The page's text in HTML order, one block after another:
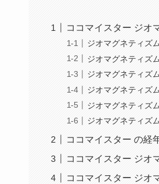
ココマイスター ジオ
ジオマグネティズ
ジオマグネティズ
ジオマグネティズ
ジオマグネティズ
ジオマグネティズ
ジオマグネティズ
ココマイスター の経
ココマイスター ジオ
ココマイスター ジオ